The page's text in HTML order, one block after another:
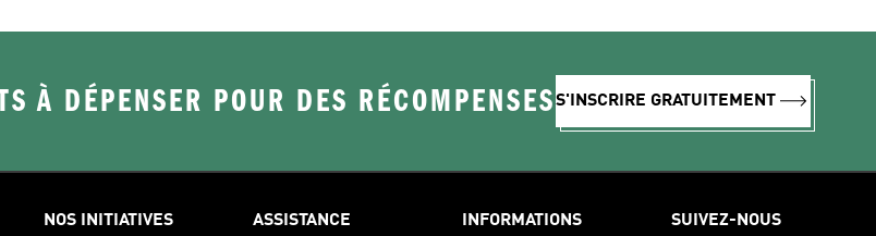
À DÉPENSER POUR DES RÉCOMPENSESS'INSCRIRE GRATUITEMENT
NOS INITIATIVES ASSISTANCE
INFORMATIONS
SUIVEZ-NOUS